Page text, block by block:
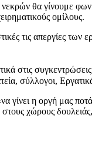
θα γίνουμε
ομίλους.
τις απεργίες των
στις συγκεντρώσεις
σύλλογοι,
γίνει η οργή μας
χώρους